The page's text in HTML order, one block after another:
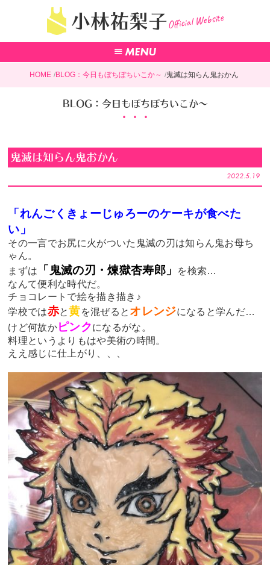
小林祐梨子Official Website
HOME BLOG：今日もぼちぼちいこか～ 鬼滅は知らん鬼おかん
BLOG：今日もぼちぼちいこか～
鬼滅は知らん鬼おかん
2022.5.19
「れんごくきょーじゅろーのケーキが食べた
い」
その一言でお尻に火がついた鬼滅の刃は知らん鬼お母ち
ゃん。
まずは
「鬼滅の刃・煉獄杏寿郎」
を検索…
なんて便利な時代だ。
チョコレートで絵を描き描き♪
学校では赤と黄を混ぜると オレンジになると学んだ…
けど何故かピンクになるがな。
料理というよりもはや美術の時間。
ええ感じに仕上がり、、、